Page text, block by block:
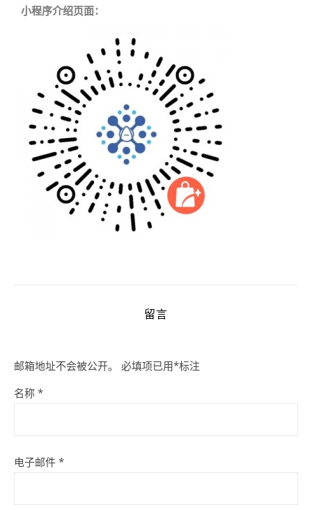
小程序介绍页面：
留言
邮箱地址不会被公开。 必填项已用*标注
名称 *
电子邮件 *